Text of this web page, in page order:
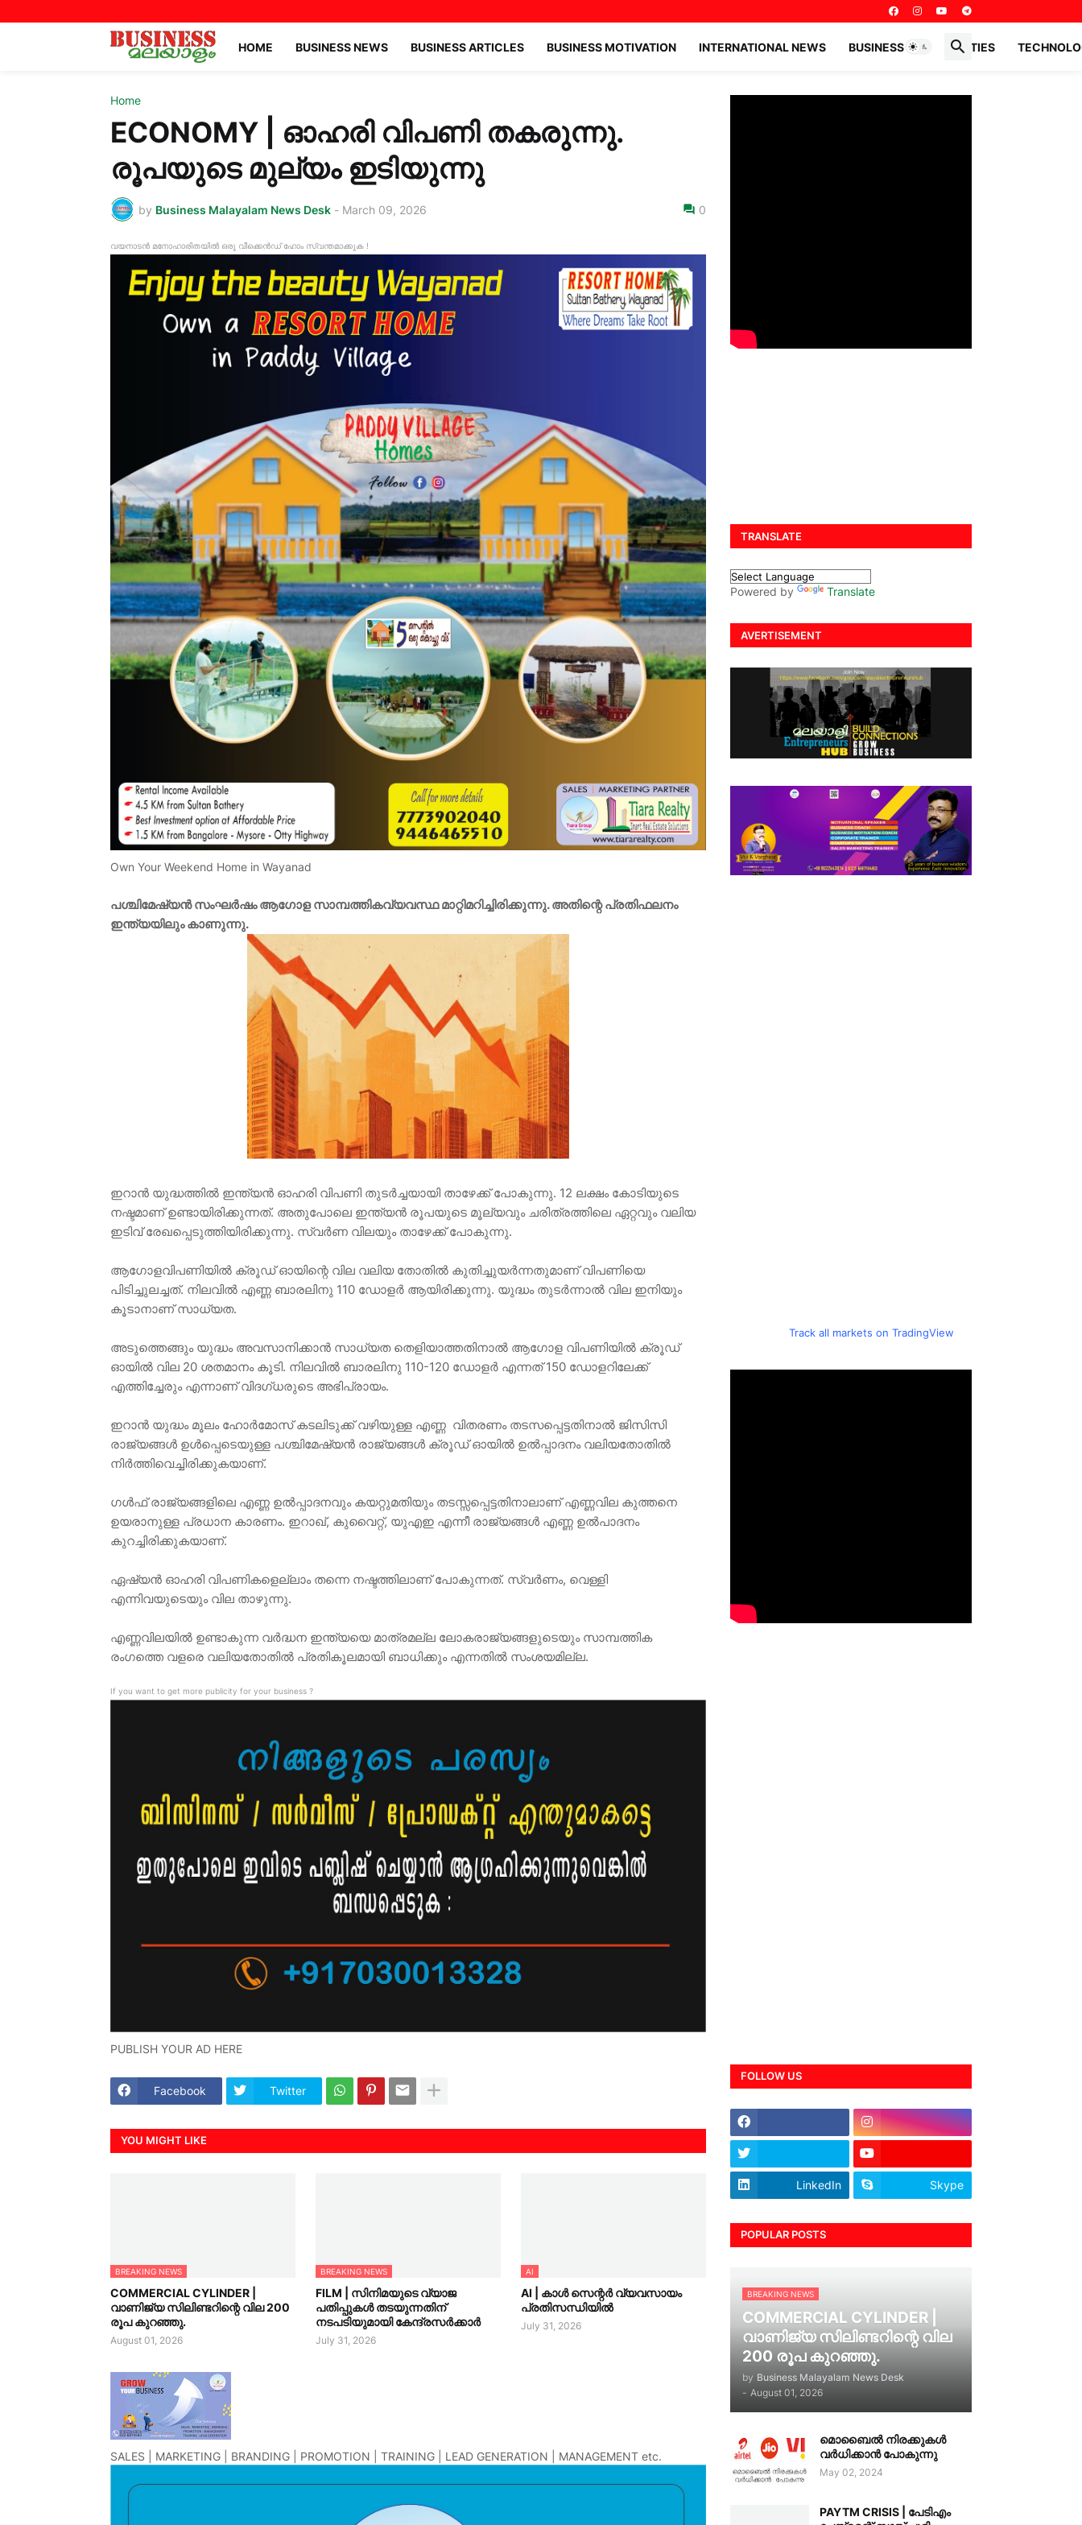
HOME BUSINESS NEWS BUSINESS ARTICLES BUSINESS MOTIVATION INTERNATIONAL NEWS BUSINESS PERSONALITIES
Home
ECONOMY | ഓഹരി വിപണി തകരുന്നു.
രൂപയുടെ മുല്യം ഇടിയുന്നു
by Business Malayalam News Desk - March 09, 2026 0
വയനാടൻ മനോഹാരിതയിൽ ഒരു വീക്കെൻഡ് ഹോം സ്വന്തമാക്കുക !
Own Your Weekend Home in Wayanad
പശ്ചിമേഷ്യൻ സംഘർഷം ആഗോള സാമ്പത്തികവ്യവസ്ഥ മാറ്റിമറിച്ചിരിക്കുന്നു. അതിന്റെ പ്രതിഫലനം
ഇന്ത്യയിലും കാണുന്നു.
ഇറാൻ യുദ്ധത്തിൽ ഇന്ത്യൻ ഓഹരി വിപണി തുടർച്ചയായി താഴേക്ക് പോകുന്നു. 12 ലക്ഷം കോടിയുടെ
നഷ്ടമാണ് ഉണ്ടായിരിക്കുന്നത്. അതുപോലെ ഇന്ത്യൻ രൂപയുടെ മൂല്യവും ചരിത്രത്തിലെ ഏറ്റവും വലിയ
ഇടിവ് രേഖപ്പെടുത്തിയിരിക്കുന്നു. സ്വർണ വിലയും താഴേക്ക് പോകുന്നു.
ആഗോളവിപണിയില്‍ ക്രൂഡ് ഓയിന്റെ വില വലിയ തോതിൽ കുതിച്ചുയർന്നതുമാണ് വിപണിയെ
പിടിച്ചുലച്ചത്. നിലവിൽ എണ്ണ ബാരലിനു 110 ഡോളർ ആയിരിക്കുന്നു. യുദ്ധം തുടർന്നാൽ വില ഇനിയും
കൂടാനാണ് സാധ്യത.
അടുത്തെങ്ങും യുദ്ധം അവസാനിക്കാൻ സാധ്യത തെളിയാത്തതിനാൽ ആഗോള വിപണിയിൽ ക്രൂഡ്
ഓയിൽ വില 20 ശതമാനം കൂടി. നിലവിൽ ബാരലിനു 110-120 ഡോളർ എന്നത് 150 ഡോളറിലേക്ക്
എത്തിച്ചേരും എന്നാണ് വിദഗ്ധരുടെ അഭിപ്രായം.
ഇറാൻ യുദ്ധം മൂലം ഹോർമോസ് കടലിടുക്ക് വഴിയുള്ള എണ്ണ വിതരണം തടസപ്പെട്ടതിനാൽ ജിസിസി
രാജ്യങ്ങള്‍ ഉള്‍പ്പെടെയുള്ള പശ്ചിമേഷ്യന്‍ രാജ്യങ്ങള്‍ ക്രൂഡ് ഓയില്‍ ഉല്‍പ്പാദനം വലിയതോതിൽ
നിർത്തിവെച്ചിരിക്കുകയാണ്.
ഗൾഫ് രാജ്യങ്ങളിലെ എണ്ണ ഉല്‍പ്പാദനവും കയറ്റുമതിയും തടസ്സപ്പെട്ടതിനാലാണ് എണ്ണവില കുത്തനെ
ഉയരാനുള്ള പ്രധാന കാരണം. ഇറാഖ്, കുവൈറ്റ്, യുഎഇ എന്നീ രാജ്യങ്ങള്‍ എണ്ണ ഉല്‍പാദനം
കുറച്ചിരിക്കുകയാണ്.
ഏഷ്യൻ ഓഹരി വിപണികളെല്ലാം തന്നെ നഷ്ടത്തിലാണ് പോകുന്നത്. സ്വർണം, വെള്ളി
എന്നിവയുടെയും വില താഴുന്നു.
എണ്ണവിലയിൽ ഉണ്ടാകുന്ന വർദ്ധന ഇന്ത്യയെ മാത്രമല്ല ലോകരാജ്യങ്ങളുടെയും സാമ്പത്തിക
രംഗത്തെ വളരെ വലിയതോതിൽ പ്രതികൂലമായി ബാധിക്കും എന്നതിൽ സംശയമില്ല.
If you want to get more publicity for your business ?
PUBLISH YOUR AD HERE
Facebook Twitter
YOU MIGHT LIKE
BREAKING NEWS
COMMERCIAL CYLINDER |
വാണിജ്യ സിലിണ്ടറിന്റെ വില 200
രൂപ കുറഞ്ഞു.
August 01, 2026
BREAKING NEWS
FILM | സിനിമയുടെ വ്യാജ
പതിപ്പുകൾ തടയുന്നതിന്
നടപടിയുമായി കേന്ദ്രസർക്കാർ
July 31, 2026
AI
AI | കാൾ സെന്റർ വ്യവസായം
പ്രതിസന്ധിയിൽ
July 31, 2026
SALES | MARKETING | BRANDING | PROMOTION | TRAINING | LEAD GENERATION | MANAGEMENT etc.
TRANSLATE
Powered by Translate
AVERTISEMENT
Track all markets on TradingView
FOLLOW US
LinkedIn Skype
POPULAR POSTS
BREAKING NEWS
COMMERCIAL CYLINDER |
വാണിജ്യ സിലിണ്ടറിന്റെ വില
200 രൂപ കുറഞ്ഞു.
by Business Malayalam News Desk
- August 01, 2026
മൊബൈൽ നിരക്കുകൾ
വർധിക്കാൻ പോകുന്നു
May 02, 2024
PAYTM CRISIS | പേടിഎം